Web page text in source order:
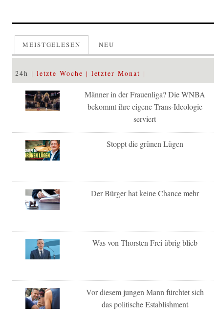
MEISTGELESEN NEU
24h letzte Woche letzter Monat
Männer in der Frauenliga? Die WNBA
bekommt ihre eigene Trans-Ideologie
serviert
Stoppt die grünen Lügen
Der Bürger hat keine Chance mehr
Was von Thorsten Frei übrig blieb
Vor diesem jungen Mann fürchtet sich
das politische Establishment